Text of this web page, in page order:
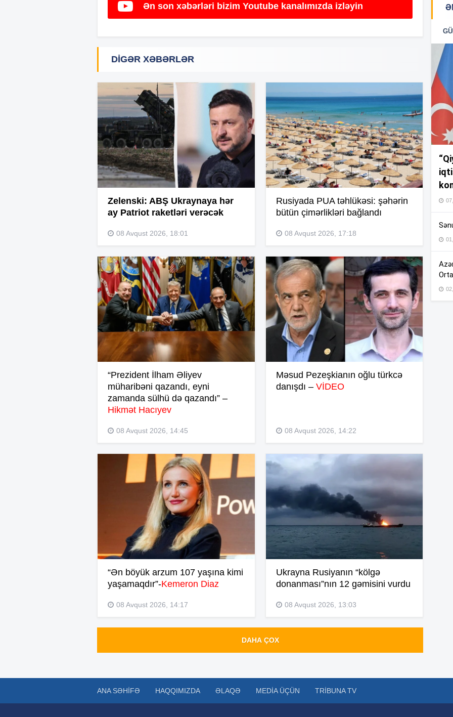
Ən son xəbərləri bizim Youtube kanalımızda izləyin
DIGƏR XƏBƏRLƏR
Zelenski: ABŞ Ukraynaya hər
ay Patriot raketləri verəcək
08 Avqust 2026, 18:01
Rusiyada PUA təhlükəsi: şəhərin
bütün çimərlikləri bağlandı
08 Avqust 2026, 17:18
“Prezident İlham Əliyev
müharibəni qazandı, eyni
zamanda sülhü də qazandı” –
Hikmət Hacıyev
08 Avqust 2026, 14:45
Məsud Pezeşkianın oğlu türkcə
danışdı – VİDEO
08 Avqust 2026, 14:22
“Ən böyük arzum 107 yaşına kimi
yaşamaqdır”-Kemeron Diaz
08 Avqust 2026, 14:17
Ukrayna Rusiyanın “kölgə
donanması”nın 12 gəmisini vurdu
08 Avqust 2026, 13:03
DAHA ÇOX
ANA SƏHIFƏ HAQQIMIZDA ƏLAQƏ MEDIA ÜÇÜN TRIBUNA TV